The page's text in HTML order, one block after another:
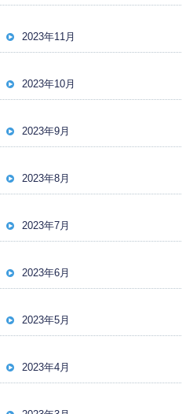
2023年11月
2023年10月
2023年9月
2023年8月
2023年7月
2023年6月
2023年5月
2023年4月